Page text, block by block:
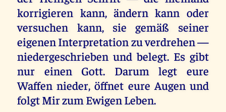
korrigieren kann, ändern kann oder
versuchen kann, sie gemäß seiner
eigenen Interpretation zu verdrehen —
niedergeschrieben und belegt. Es gibt
nur einen Gott. Darum legt eure
Waffen nieder, öffnet eure Augen und
folgt Mir zum Ewigen Leben.